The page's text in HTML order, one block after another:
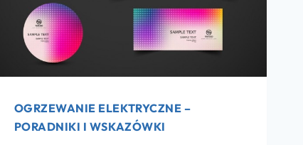
OGRZEWANIE ELEKTRYCZNE –
PORADNIKI I WSKAZÓWKI